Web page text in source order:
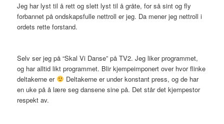
Jeg har lyst til å rett og slett lyst til å gråte, for så sint og fly
forbannet på ondskapsfulle nettroll er jeg. Da mener jeg nettroll i
ordets rette forstand.
Selv ser jeg på “Skal Vi Danse” på TV2. Jeg liker programmet,
og har alltid likt programmet. Blir kjempeimponert over hvor flinke
deltakerne er
Deltakerne er under konstant press, og de har
en uke på å lære seg dansene sine på. Det står det kjempestor
respekt av.